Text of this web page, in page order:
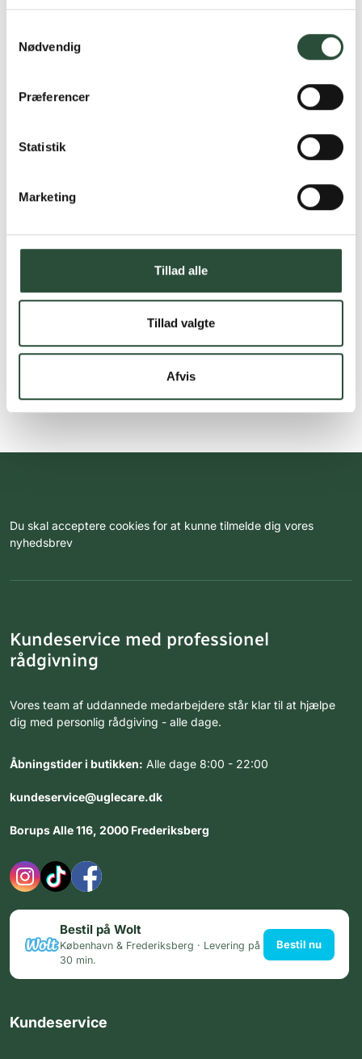
Nødvendig
Præferencer
Statistik
Marketing
Tillad alle
Tillad valgte
Afvis
Du skal acceptere cookies for at kunne tilmelde dig vores
nyhedsbrev
Kundeservice med professionel
rådgivning
Vores team af uddannede medarbejdere står klar til at hjælpe
dig med personlig rådgiving - alle dage.
Åbningstider i butikken: Alle dage 8:00 - 22:00
kundeservice@uglecare.dk
Borups Alle 116, 2000 Frederiksberg
Bestil på Wolt
København & Frederiksberg · Levering på
30 min.
Bestil nu
Kundeservice